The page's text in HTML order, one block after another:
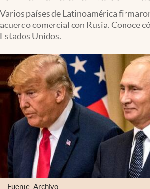
PC y mobile
Lifestyle
USA
Varios países de Latinoamérica
acuerdo comercial con Rusia. Conoce
Estados Unidos.
Fuente: Archivo.